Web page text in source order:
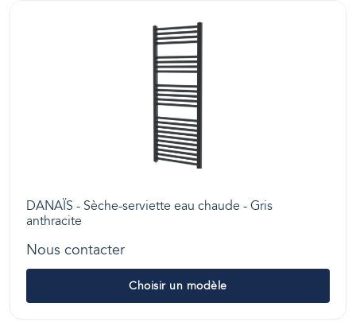
DANAÏS - Sèche-serviette eau chaude - Gris
anthracite
Nous contacter
Choisir un modèle